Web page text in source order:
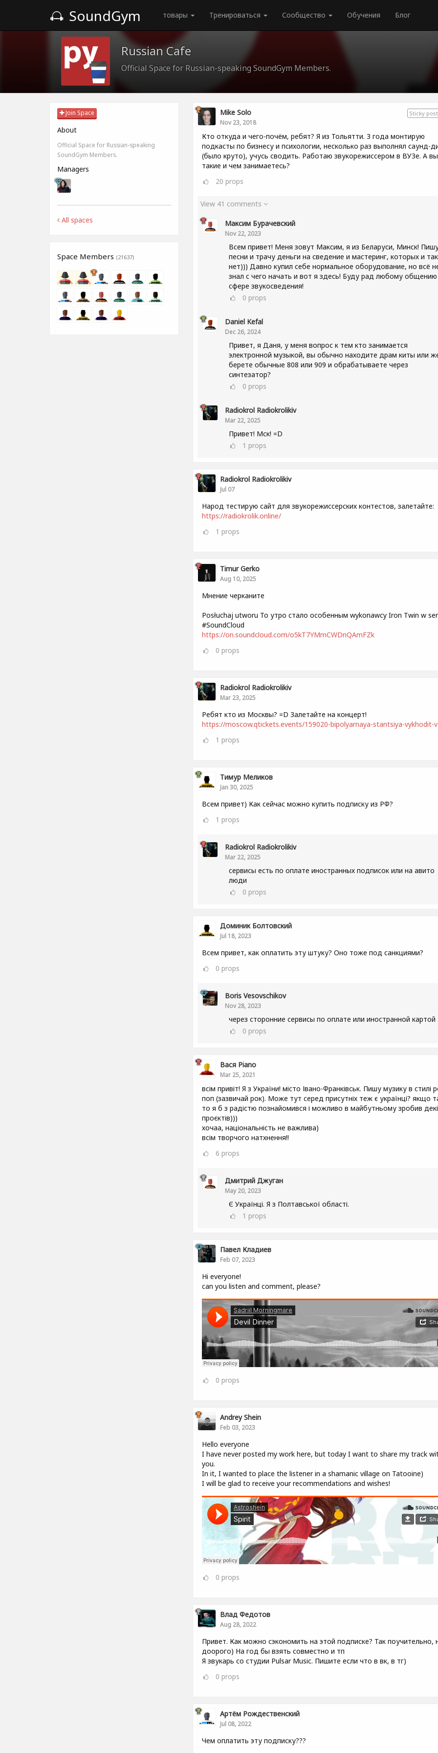
SoundGym товары Тренироваться Сообщество Обучения Блог
Russian Cafe
Official Space for Russian-speaking SoundGym Members.
Join Space
About
Official Space for Russian-speaking
SoundGym Members.
Managers
All spaces
Space Members (21637)
Sticky post
Mike Solo
Nov 23, 2018
Кто откуда и чего-почём, ребят? Я из Тольятти. 3 года монтирую
подкасты по бизнесу и психологии, несколько раз выполнял саунд-
(было круто), учусь сводить. Работаю звукорежиссером в ВУЗе. А
такие и чем занимаетесь?
20 props
View 41 comments
Максим Бурачевский
Nov 22, 2023
Всем привет! Меня зовут Максим, я из Беларуси, Минск!
песни и трачу деньги на сведение и мастеринг, которых и так
нет))) Давно купил себе нормальное оборудование, но всё
знал с чего начать и вот я здесь! Буду рад любому
сфере звукосведения!
0 props
Daniel Kefal
Dec 26, 2024
Привет, я Даня, у меня вопрос к тем кто занимается
электронной музыкой, вы обычно находите драм киты или
берете обычные 808 или 909 и обрабатываете через
синтезатор?
0 props
Radiokrol Radiokrolikiv
Mar 22, 2025
Привет! Мск! =D
1 props
Radiokrol Radiokrolikiv
Jul 07
Народ тестирую сайт для звукорежиссерских контестов, залетайте:
https://radiokrolik.online/
1 props
Timur Gerko
Aug 10, 2025
Мнение черканите
Posłuchaj utworu То утро стало особенным wykonawcy Iron Twin w
#SoundCloud
https://on.soundcloud.com/o5kT7YMmCWDnQAmFZk
0 props
Radiokrol Radiokrolikiv
Mar 23, 2025
Ребят кто из Москвы? =D Залетайте на концерт!
https://moscow.qtickets.events/159020-bipolyarnaya-stantsiya-vykhodit-
1 props
Тимур Меликов
Jan 30, 2025
Всем привет) Как сейчас можно купить подписку из РФ?
1 props
Radiokrol Radiokrolikiv
Mar 22, 2025
сервисы есть по оплате иностранных подписок или на авито
люди
0 props
Доминик Болтовский
Jul 18, 2023
Всем привет, как оплатить эту штуку? Оно тоже под санкциями?
0 props
Boris Vesovschikov
Nov 28, 2023
через сторонние сервисы по оплате или иностранной картой
0 props
Вася Piano
Mar 25, 2021
всім привіт! Я з України! місто Івано-Франківськ. Пишу музику в стилі
поп (зазвичай рок). Може тут серед присутніх теж є українці? якщо
то я б з радістю познайомився і можливо в майбутньому зробив
проєктів)))
хочаа, національність не важлива)
всім творчого натхнення!!
6 props
Дмитрий Джуган
May 20, 2023
Є Українці. Я з Полтавської області.
1 props
Павел Кладиев
Feb 07, 2023
Hi everyone!
can you listen and comment, please?
0 props
Andrey Shein
Feb 03, 2023
Hello everyone
I have never posted my work here, but today I want to share my track
you.
In it, I wanted to place the listener in a shamanic village on Tatooine)
I will be glad to receive your recommendations and wishes!
0 props
Влад Федотов
Aug 28, 2022
Привет. Как можно сэкономить на этой подписке? Так поучительно,
доорого) На год бы взять совместно и тп
Я звукарь со студии Pulsar Music. Пишите если что в вк, в тг)
0 props
Артём Рождественский
Jul 08, 2022
Чем оплатить эту подписку???